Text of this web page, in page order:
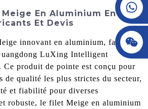
+86 18145770882
En Aluminium En Gros
Et Devis
innovant en aluminium, fabriqué
LuXing Intelligent
produit de pointe est conçu pour
de qualité les plus strictes du secteur,
et fiabilité pour diverses
robuste, le filet Meige en aluminium